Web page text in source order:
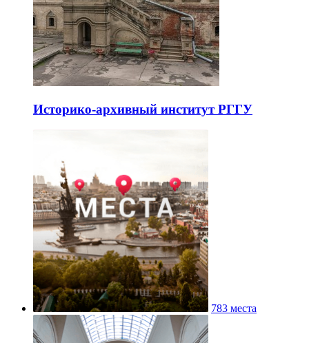
Историко-архивный институт РГГУ
783 места